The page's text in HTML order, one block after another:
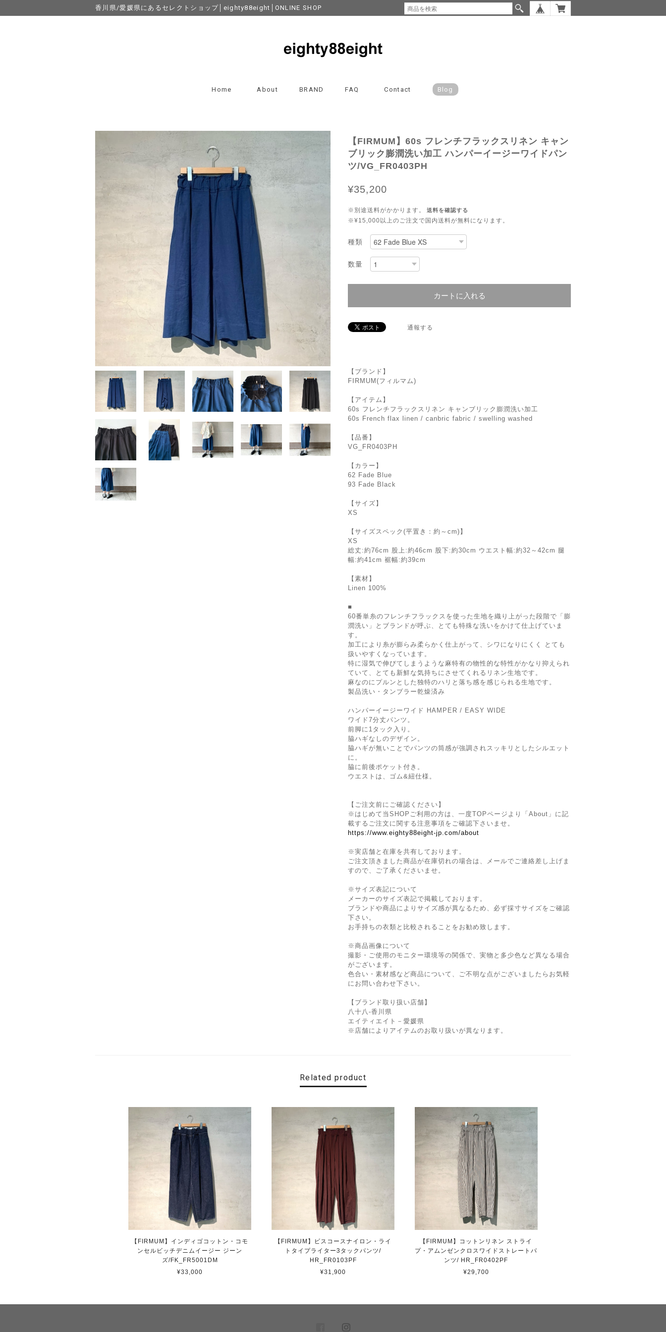
香川県/愛媛県にあるセレクトショップ│eighty88eight│ONLINE SHOP
Home About BRAND FAQ Contact Blog
【FIRMUM】60s フレンチフラックスリネン キャン
ブリック膨潤洗い加⼯ ハンパーイージーワイドパン
ツ/VG_FR0403PH
¥35,200
※別途送料がかかります。 送料を確認する
※¥15,000以上のご注文で国内送料が無料になります。
種類
数量
カートに入れる
通報する
【ブランド】
FIRMUM(フィルマム)
【アイテム】
60s フレンチフラックスリネン キャンブリック膨潤洗い加⼯
60s French flax linen / canbric fabric / swelling washed
【品番】
VG_FR0403PH
【カラー】
62 Fade Blue
93 Fade Black
【サイズ】
XS
【サイズスペック(平置き：約～cm)】
XS
総丈:約76cm 股上:約46cm 股下:約30cm ウエスト幅:約32～42cm 腿
幅:約41cm 裾幅:約39cm
【素材】
Linen 100%
■
60番単⽷のフレンチフラックスを使った⽣地を織り上がった段階で「膨
潤洗い」とブランドが呼ぶ、とても特殊な洗いをかけて仕上げていま
す。
加工により⽷が膨らみ柔らかく仕上がって、シワになりにくく とても
扱いやすくなっています。
特に湿気で伸びてしまうような⿇特有の物性的な特性がかなり抑えられ
ていて、とても新鮮な気持ちにさせてくれるリネン⽣地です。
⿇なのにプルンとした独特のハリと落ち感を感じられる生地です。
製品洗い・タンブラー乾燥済み
ハンパーイージーワイド HAMPER / EASY WIDE
ワイド7分丈パンツ。
前脚に1タック入り。
脇ハギなしのデザイン。
脇ハギが無いことでパンツの筒感が強調されスッキリとしたシルエット
に。
脇に前後ポケット付き。
ウエストは、ゴム&紐仕様。
【ご注文前にご確認ください】
※はじめて当SHOPご利用の方は、一度TOPページより「About」に記
載するご注文に関する注意事項をご確認下さいませ。
https://www.eighty88eight-jp.com/about
※実店舗と在庫を共有しております。
ご注文頂きました商品が在庫切れの場合は、メールでご連絡差し上げま
すので、ご了承くださいませ。
※サイズ表記について
メーカーのサイズ表記で掲載しております。
ブランドや商品によりサイズ感が異なるため、必ず採寸サイズをご確認
下さい。
お手持ちの衣類と比較されることをお勧め致します。
※商品画像について
撮影・ご使用のモニター環境等の関係で、実物と多少色など異なる場合
がございます。
色合い・素材感など商品について、ご不明な点がございましたらお気軽
にお問い合わせ下さい。
【ブランド取り扱い店舗】
八十八-香川県
エイティエイト－愛媛県
※店舗によりアイテムのお取り扱いが異なります。
Related product
【FIRMUM】インディゴコットン・コモ
ンセルビッチデニムイージー ジーン
ズ/FK_FR5001DM
¥33,000
【FIRMUM】ビスコースナイロン・ライ
トタイプライター3タックパンツ/
HR_FR0103PF
¥31,900
【FIRMUM】コットンリネン ストライ
プ・アムンゼンクロスワイドストレートパ
ンツ/ HR_FR0402PF
¥29,700